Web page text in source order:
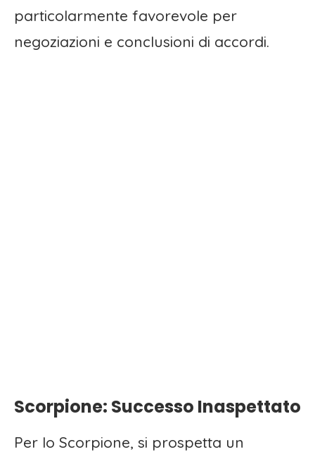
particolarmente favorevole per
negoziazioni e conclusioni di accordi.
Scorpione: Successo Inaspettato
Per lo Scorpione, si prospetta un